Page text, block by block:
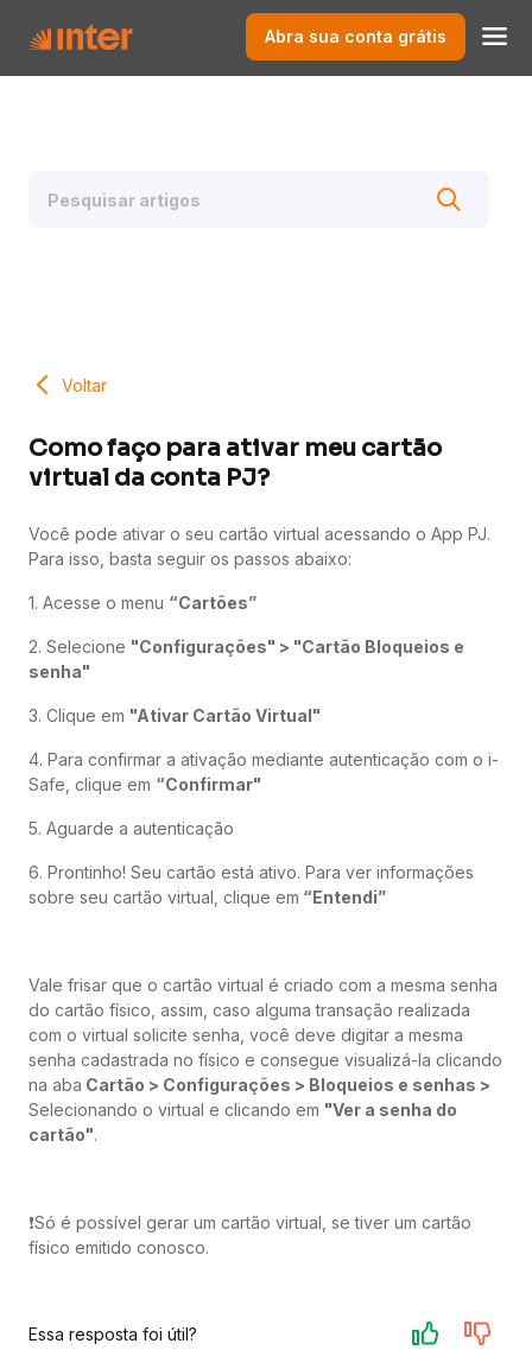
Abra sua conta grátis
Voltar
Como faço para ativar meu cartão
virtual da conta PJ?
Você pode ativar o seu cartão virtual acessando o App PJ.
Para isso, basta seguir os passos abaixo:
1. Acesse o menu “Cartões”
2. Selecione "Configurações" > "Cartão Bloqueios e
senha"
3. Clique em "Ativar Cartão Virtual"
4. Para confirmar a ativação mediante autenticação com o i-
Safe, clique em “Confirmar"
5. Aguarde a autenticação
6. Prontinho! Seu cartão está ativo. Para ver informações
sobre seu cartão virtual, clique em “Entendi”
Vale frisar que o cartão virtual é criado com a mesma senha
do cartão físico, assim, caso alguma transação realizada
com o virtual solicite senha, você deve digitar a mesma
senha cadastrada no físico e consegue visualizá-la clicando
na aba Cartão > Configurações > Bloqueios e senhas >
Selecionando o virtual e clicando em "Ver a senha do
cartão".
❗️Só é possível gerar um cartão virtual, se tiver um cartão
físico emitido conosco.
Essa resposta foi útil?